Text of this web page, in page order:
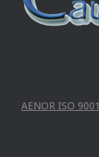
AENOR ISO 9001